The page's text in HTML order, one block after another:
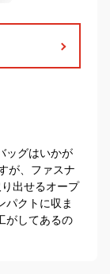
ッグはいかが
が、ファスナ
出せるオープ
パクトに収ま
がしてあるの